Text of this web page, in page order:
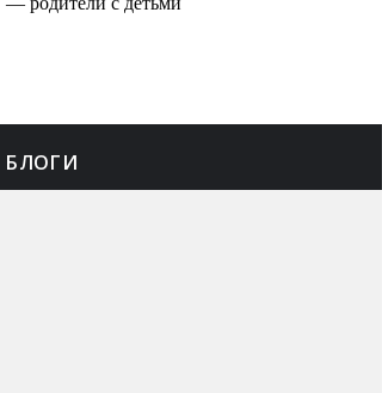
БЛОГИ